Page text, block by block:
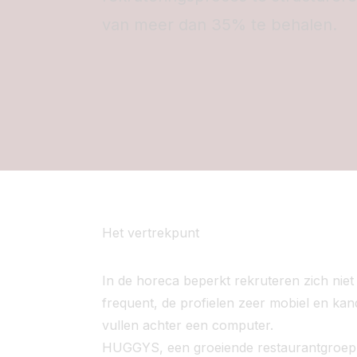
Het vertrekpunt
In de horeca beperkt rekruteren zich
frequent, de profielen zeer mobiel en
vullen achter een computer.
HUGGYS, een groeiende